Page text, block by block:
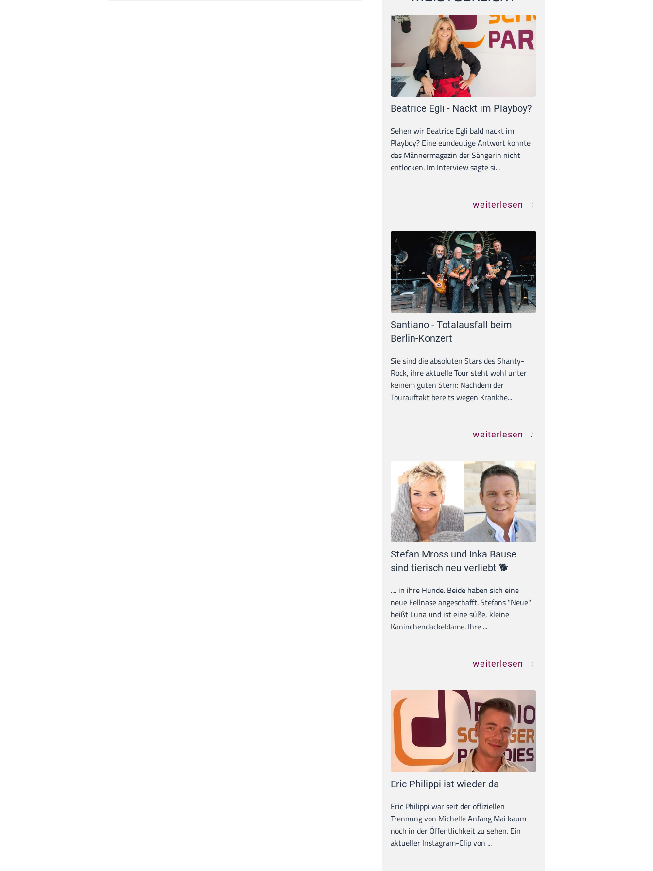
Beatrice Egli - Nackt im Playboy?
Sehen wir Beatrice Egli bald nackt im
Playboy? Eine eundeutige Antwort konnte
das Männermagazin der Sängerin nicht
entlocken. Im Interview sagte si...
weiterlesen
Santiano - Totalausfall beim
Berlin-Konzert
Sie sind die absoluten Stars des Shanty-
Rock, ihre aktuelle Tour steht wohl unter
keinem guten Stern: Nachdem der
Tourauftakt bereits wegen Krankhe...
weiterlesen
Stefan Mross und Inka Bause
sind tierisch neu verliebt 🐕
.... in ihre Hunde. Beide haben sich eine
neue Fellnase angeschafft. Stefans "Neue"
heißt Luna und ist eine süße, kleine
Kaninchendackeldame. Ihre ...
weiterlesen
Eric Philippi ist wieder da
Eric Philippi war seit der offiziellen
Trennung von Michelle Anfang Mai kaum
noch in der Öffentlichkeit zu sehen. Ein
aktueller Instagram-Clip von ...